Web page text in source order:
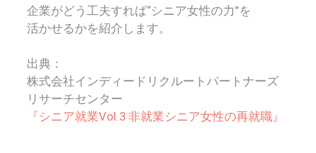
企業がどう工夫すれば“シニア女性の力”を
活かせるかを紹介します。
出典：
株式会社インディードリクルートパートナーズ
リサーチセンター
『シニア就業Vol.3 非就業シニア女性の再就職』